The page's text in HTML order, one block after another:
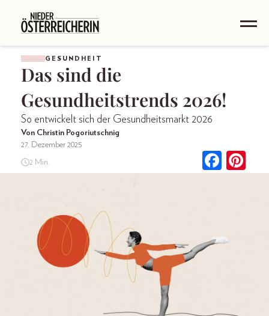
GESUNDHEIT
Das sind die
Gesundheitstrends 2026!
So entwickelt sich der Gesundheitsmarkt 2026
Von Christin Pogoriutschnig
27. Dezember 2025
2 Min.